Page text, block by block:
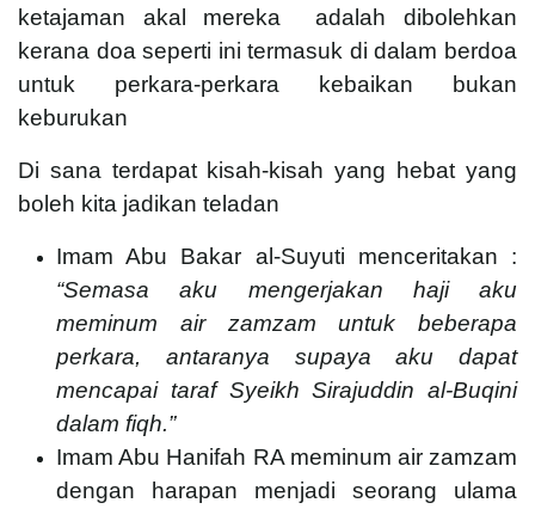
ketajaman akal mereka adalah dibolehkan
kerana doa seperti ini termasuk di dalam berdoa
untuk perkara-perkara kebaikan bukan
keburukan
Di sana terdapat kisah-kisah yang hebat yang
boleh kita jadikan teladan
Imam Abu Bakar al-Suyuti menceritakan :
“Semasa aku mengerjakan haji aku
meminum air zamzam untuk beberapa
perkara, antaranya supaya aku dapat
mencapai taraf Syeikh Sirajuddin al-Buqini
dalam fiqh.”
Imam Abu Hanifah RA meminum air zamzam
dengan harapan menjadi seorang ulama